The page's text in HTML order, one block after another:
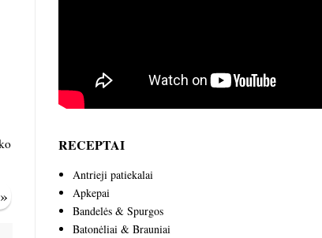
RECEPTAI
Antrieji patiekalai
Apkepai
Bandelės & Spurgos
Batonėliai & Brauniai